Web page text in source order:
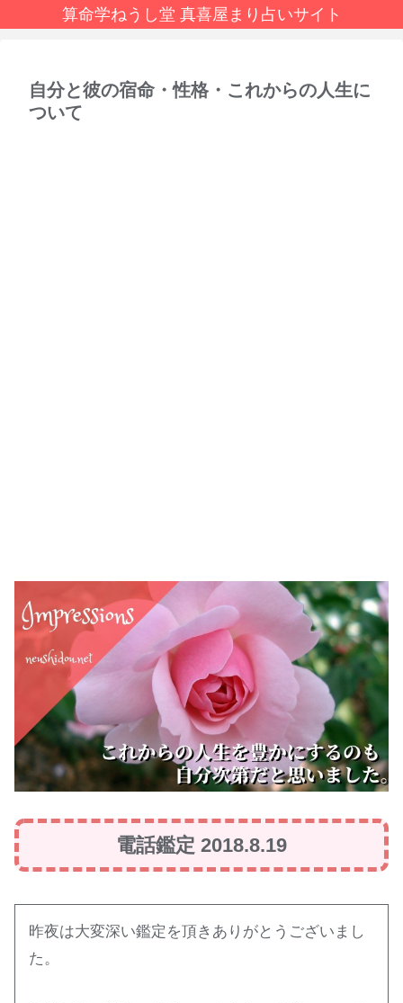
算命学ねうし堂 真喜屋まり占いサイト
自分と彼の宿命・性格・これからの人生に
ついて
電話鑑定 2018.8.19
昨夜は大変深い鑑定を頂きありがとうございまし
た。